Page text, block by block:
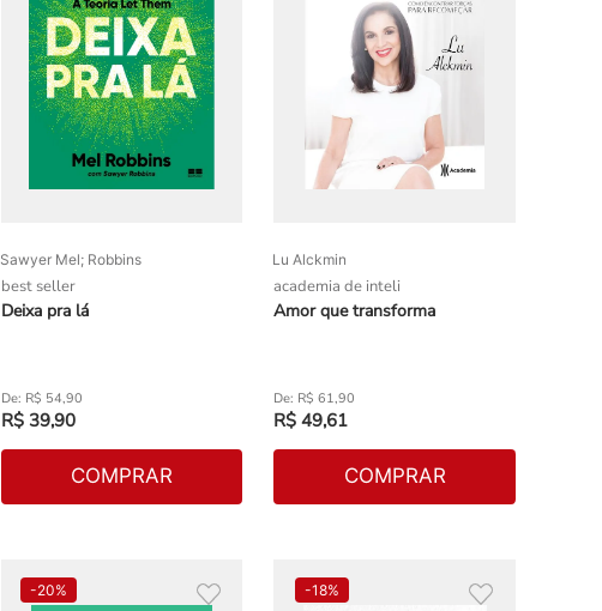
Sawyer Mel; Robbins
best seller
Deixa pra lá
R$ 54,90
R$ 39,90
COMPRAR
Lu Alckmin
academia de inteli
Amor que transforma
R$ 61,90
R$ 49,61
COMPRAR
-20% -18%